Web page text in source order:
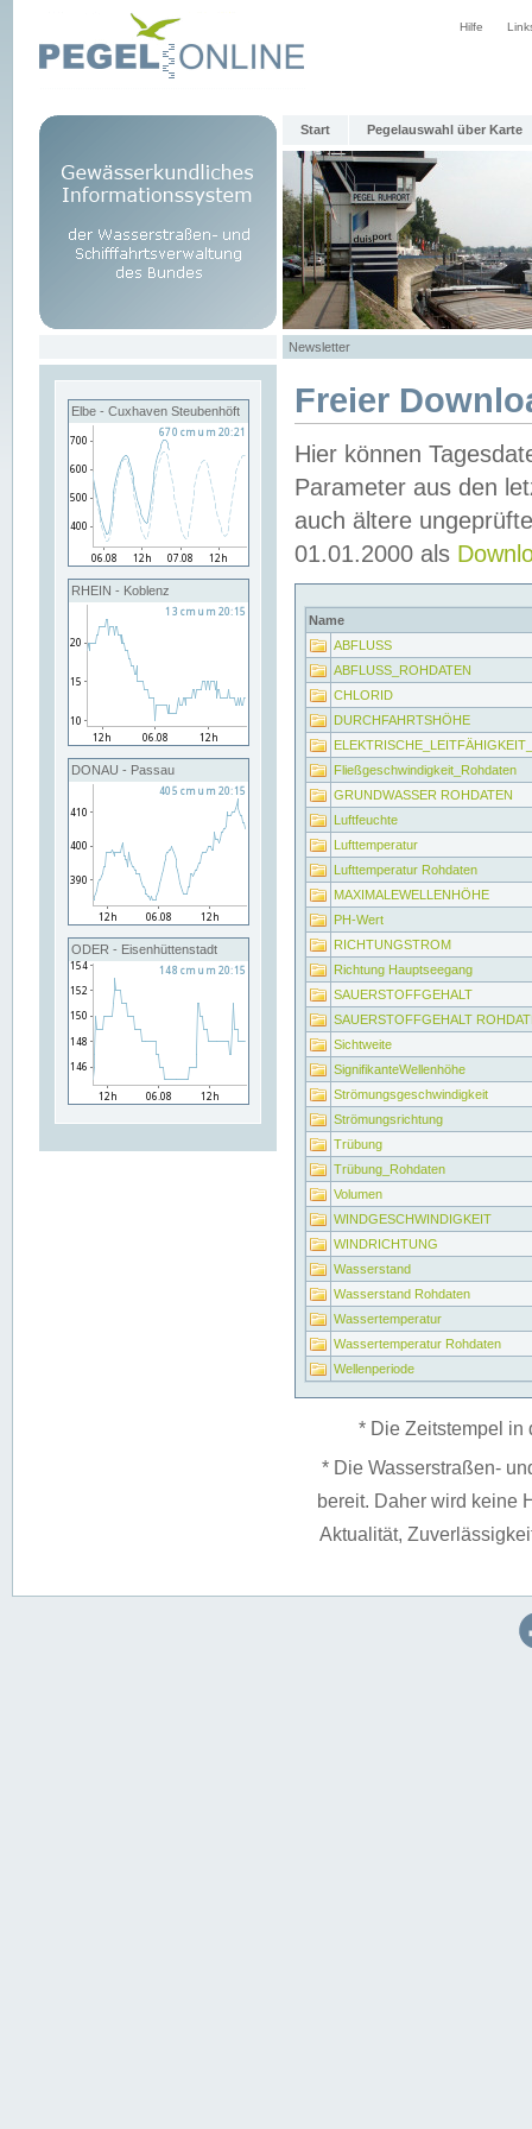
Hilfe
Start Pegelauswahl über Karte
Newsletter
Elbe - Cuxhaven Steubenhöft
RHEIN - Koblenz
DONAU - Passau
ODER - Eisenhüttenstadt
Freier
Hier können
Parameter aus den
auch ältere
01.01.2000 als
Name
ABFLUSS
ABFLUSS_ROHDATEN
CHLORID
DURCHFAHRTSHÖHE
Fließgeschwindigkeit_Rohdaten
GRUNDWASSER ROHDATEN
Luftfeuchte
Lufttemperatur
Lufttemperatur Rohdaten
MAXIMALEWELLENHÖHE
PH-Wert
RICHTUNGSTROM
Richtung Hauptseegang
SAUERSTOFFGEHALT
SAUERSTOFFGEHALT
Sichtweite
SignifikanteWellenhöhe
Strömungsgeschwindigkeit
Strömungsrichtung
Trübung
Trübung_Rohdaten
Volumen
WINDGESCHWINDIGKEIT
WINDRICHTUNG
Wasserstand
Wasserstand Rohdaten
Wassertemperatur
Wassertemperatur Rohdaten
Wellenperiode
* Die Zeitstempel in
* Die Wasserstraßen-
bereit. Daher wird keine
Aktualität,